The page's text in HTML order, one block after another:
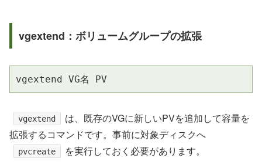
vgextend：ボリュームグループの拡張
vgextend VG名 PV
vgextend
は、既存のVGに新しいPVを追加して容量を
拡張するコマンドです。事前に対象ディスクへ
pvcreate を実行しておく必要があります。